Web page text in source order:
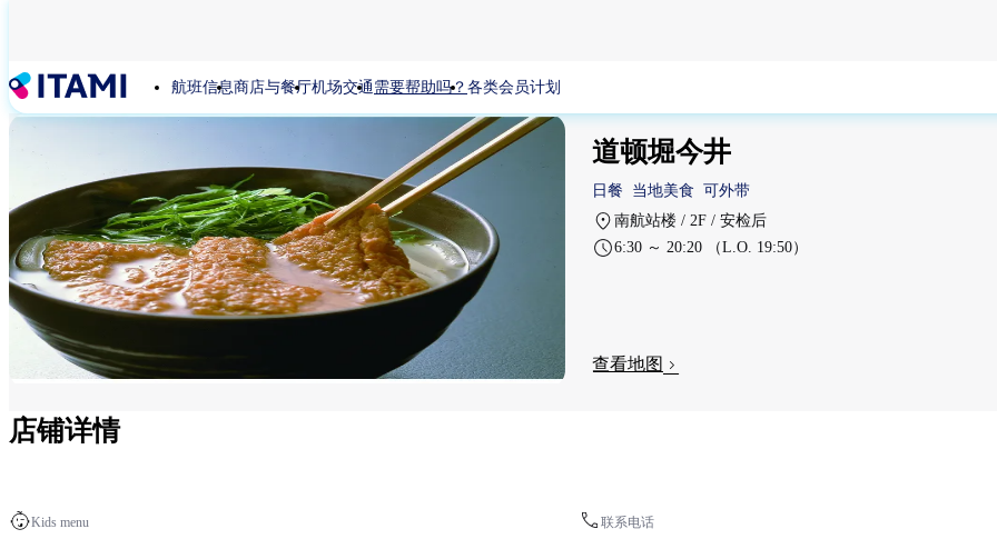
主
要
内
航班信息商店与餐厅机场交通 需要帮助吗？ 各类会员计划
道顿堀今井
日餐 当地美食 可外带
南航站楼 / 2F / 安检后
6:30 ～ 20:20 （L.O. 19:50）
查看地图
店铺详情
Kids menu 联系电话